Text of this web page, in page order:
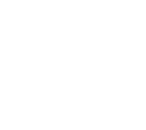
與製造
x 深15mm